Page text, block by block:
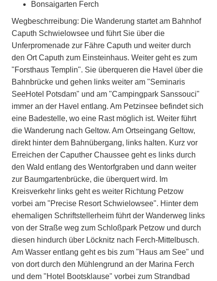
Bonsaigarten Ferch
Wegbeschrreibung: Die Wanderung startet am Bahnhof
Caputh Schwielowsee und führt Sie über die
Unferpromenade zur Fähre Caputh und weiter durch
den Ort Caputh zum Einsteinhaus. Weiter geht es zum
"Forsthaus Templin". Sie überqueren die Havel über die
Bahnbrücke und gehen links weiter am "Seminaris
SeeHotel Potsdam" und am "Campingpark Sanssouci"
immer an der Havel entlang. Am Petzinsee befindet sich
eine Badestelle, wo eine Rast möglich ist. Weiter führt
die Wanderung nach Geltow. Am Ortseingang Geltow,
direkt hinter dem Bahnübergang, links halten. Kurz vor
Erreichen der Caputher Chaussee geht es links durch
den Wald entlang des Wentorfgraben und dann weiter
zur Baumgartenbrücke, die überquert wird. Im
Kreisverkehr links geht es weiter Richtung Petzow
vorbei am "Precise Resort Schwielowsee". Hinter dem
ehemaligen Schriftstellerheim führt der Wanderweg links
von der Straße weg zum Schloßpark Petzow und durch
diesen hindurch über Löcknitz nach Ferch-Mittelbusch.
Am Wasser entlang geht es bis zum "Haus am See" und
von dort durch den Mühlengrund an der Marina Ferch
und dem "Hotel Bootsklause" vorbei zum Strandbad